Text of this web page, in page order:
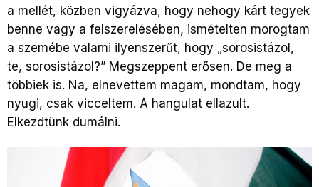
a mellét, közben vigyázva, hogy nehogy kárt tegyek
benne vagy a felszerelésében, ismételten morogtam
a szemébe valami ilyenszerűt, hogy „sorosistázol,
te, sorosistázol?” Megszeppent erősen. De meg a
többiek is. Na, elnevettem magam, mondtam, hogy
nyugi, csak vicceltem. A hangulat ellazult.
Elkezdtünk dumálni.